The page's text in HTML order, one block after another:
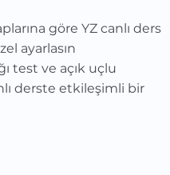
göre YZ canlı ders
ayarlasın
test ve açık uçlu
derste etkileşimli bir